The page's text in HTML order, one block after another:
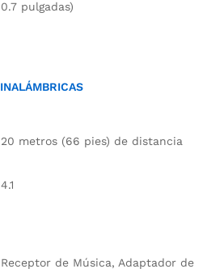
0.7 pulgadas)
INALÁMBRICAS
20 metros (66 pies) de distancia
4.1
Receptor de Música, Adaptador de